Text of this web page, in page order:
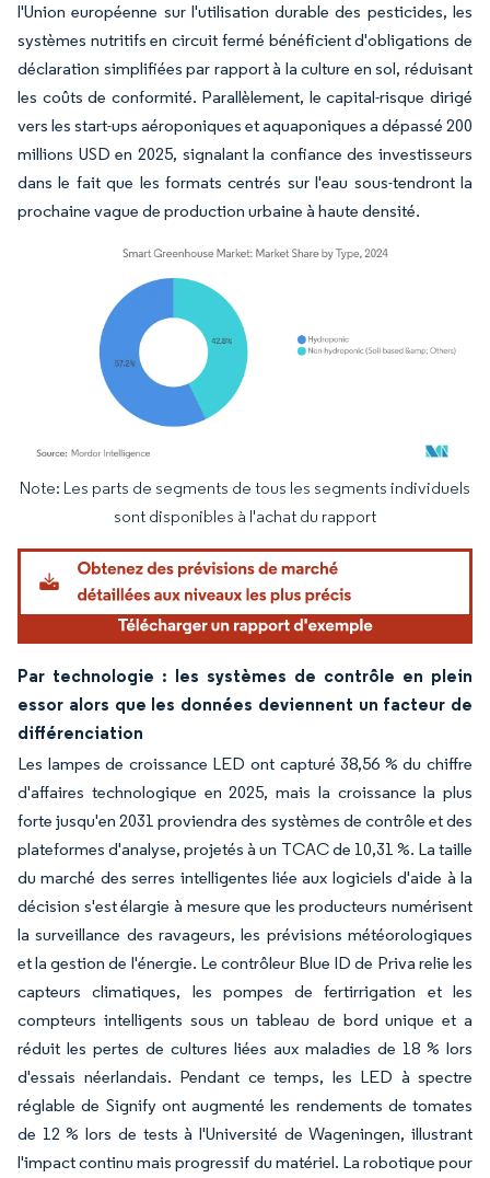
l'Union européenne sur l'utilisation durable des pesticides, les
systèmes nutritifs en circuit fermé bénéficient d'obligations de
déclaration simplifiées par rapport à la culture en sol, réduisant
les coûts de conformité. Parallèlement, le capital-risque dirigé
vers les start-ups aéroponiques et aquaponiques a dépassé 200
millions USD en 2025, signalant la confiance des investisseurs
dans le fait que les formats centrés sur l'eau sous-tendront la
prochaine vague de production urbaine à haute densité.
Image © Mordor Intelligence. La réutilisation nécessite une attribution sous CC BY
Note: Les parts de segments de tous les segments individuels
sont disponibles à l'achat du rapport
Par technologie : les systèmes de contrôle en plein
essor alors que les données deviennent un facteur de
différenciation
Les lampes de croissance LED ont capturé 38,56 % du chiffre
d'affaires technologique en 2025, mais la croissance la plus
forte jusqu'en 2031 proviendra des systèmes de contrôle et des
plateformes d'analyse, projetés à un TCAC de 10,31 %. La taille
du marché des serres intelligentes liée aux logiciels d'aide à la
décision s'est élargie à mesure que les producteurs numérisent
la surveillance des ravageurs, les prévisions météorologiques
et la gestion de l'énergie. Le contrôleur Blue ID de Priva relie les
capteurs climatiques, les pompes de fertirrigation et les
compteurs intelligents sous un tableau de bord unique et a
réduit les pertes de cultures liées aux maladies de 18 % lors
d'essais néerlandais. Pendant ce temps, les LED à spectre
réglable de Signify ont augmenté les rendements de tomates
de 12 % lors de tests à l'Université de Wageningen, illustrant
l'impact continu mais progressif du matériel. La robotique pour